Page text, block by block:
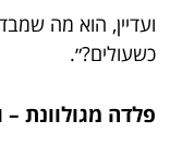
ועדיין, הוא מה
כשעולים?״.
פלדה מגולוונת